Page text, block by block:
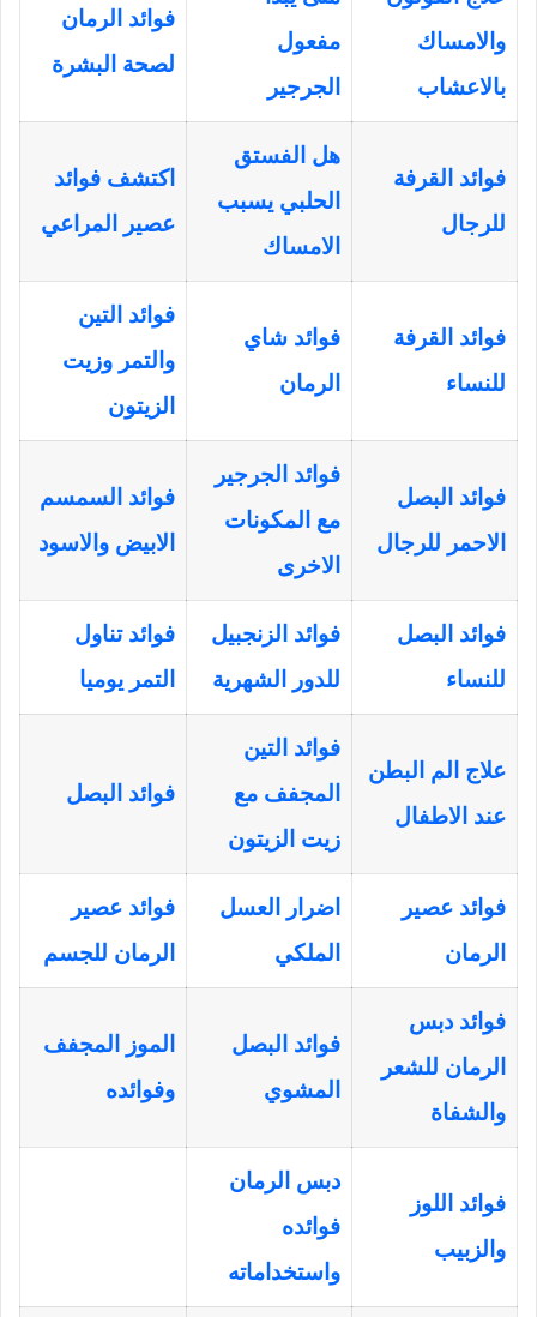
والامساك
بالاعشاب
مفعول
الجرجير
فوائد الرمان
لصحة البشرة
فوائد القرفة
للرجال
هل الفستق
الحلبي يسبب
الامساك
اكتشف فوائد
عصير المراعي
فوائد القرفة
للنساء
فوائد شاي
الرمان
فوائد التين
والتمر وزيت
الزيتون
فوائد البصل
الاحمر للرجال
فوائد الجرجير
مع المكونات
الاخرى
فوائد السمسم
الابيض والاسود
فوائد البصل
للنساء
فوائد الزنجبيل
للدور الشهرية
فوائد تناول
التمر يوميا
علاج الم البطن
عند الاطفال
فوائد التين
المجفف مع
زيت الزيتون
فوائد البصل
فوائد عصير
الرمان
اضرار العسل
الملكي
فوائد عصير
الرمان للجسم
فوائد دبس
الرمان للشعر
والشفاة
فوائد البصل
المشوي
الموز المجفف
وفوائده
فوائد اللوز
والزبيب
دبس الرمان
فوائده
واستخداماته